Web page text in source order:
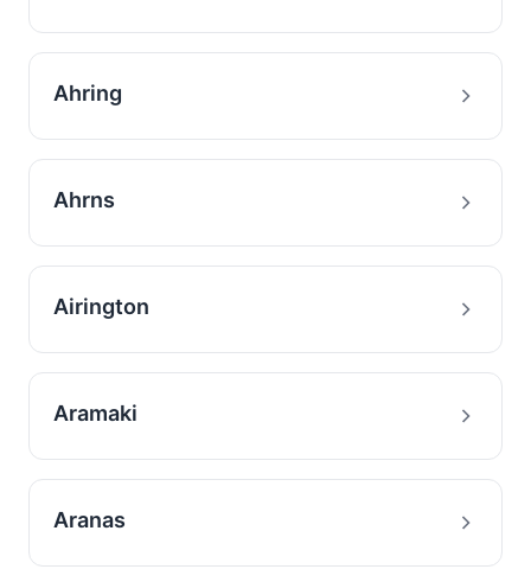
Ahring
Ahrns
Airington
Aramaki
Aranas